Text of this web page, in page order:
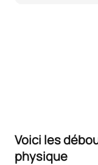
Data
Voici les
physique